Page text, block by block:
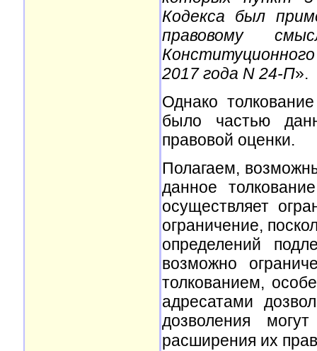
Кодекса был
правовому
2017 года N 24-П».
Однако
было частью
правовой оценки.
Полагаем,
данное
осуществляет
ограничение,
определений
возможно
толкованием,
адресатами
дозволения
расширения их